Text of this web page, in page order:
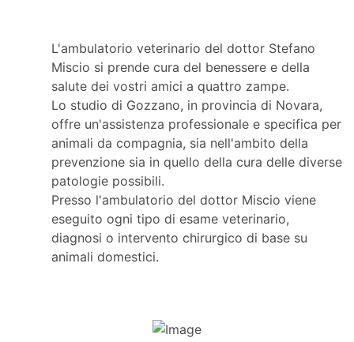
L'ambulatorio veterinario del dottor Stefano
Miscio si prende cura del benessere e della
salute dei vostri amici a quattro zampe.
Lo studio di Gozzano, in provincia di Novara,
offre un'assistenza professionale e specifica per
animali da compagnia, sia nell'ambito della
prevenzione sia in quello della cura delle diverse
patologie possibili.
Presso l'ambulatorio del dottor Miscio viene
eseguito ogni tipo di esame veterinario,
diagnosi o intervento chirurgico di base su
animali domestici.